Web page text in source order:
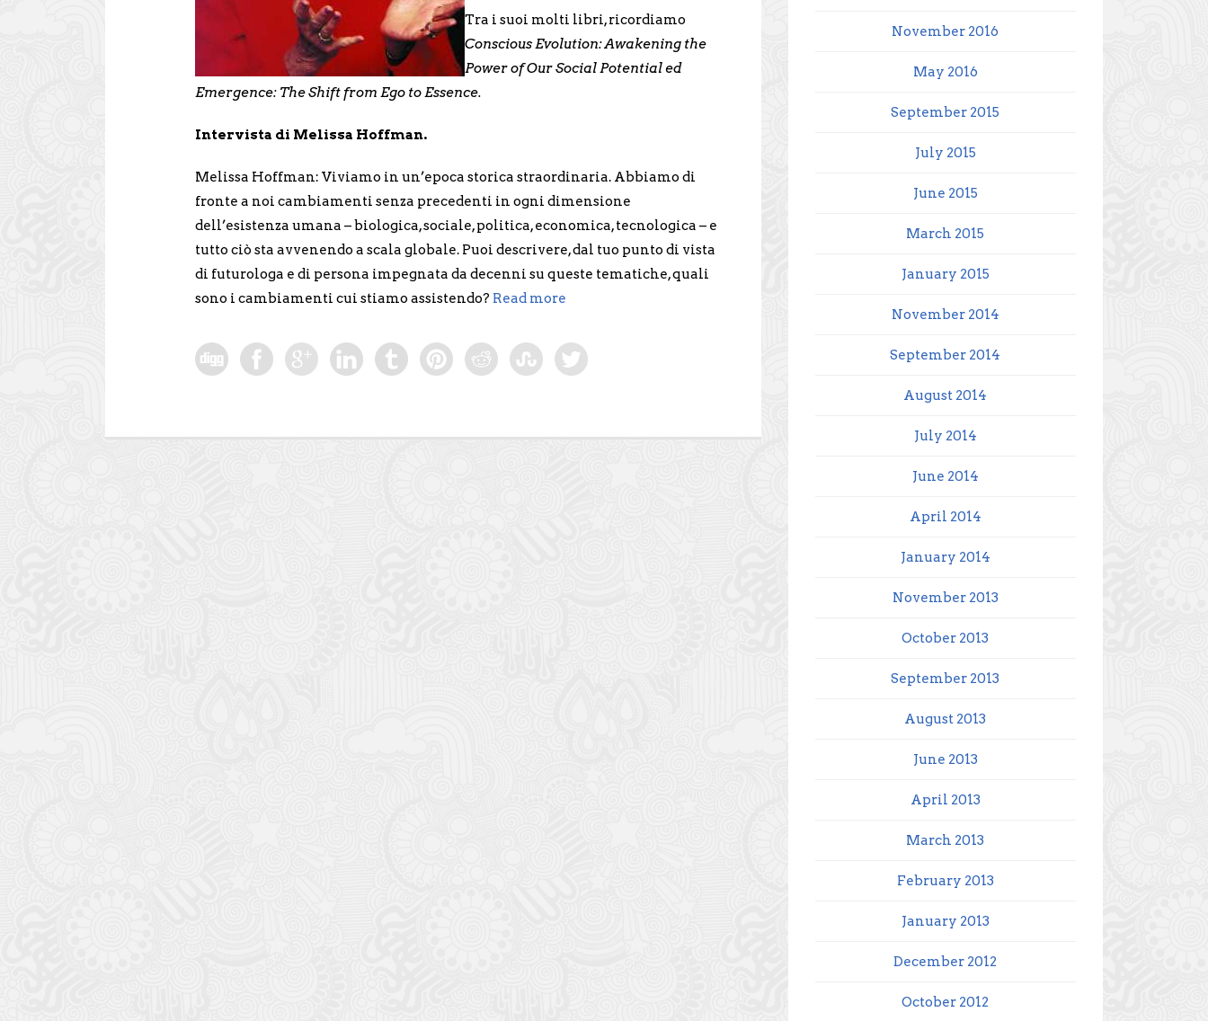
Tra i suoi molti libri, ricordiamo
Conscious Evolution: Awakening the
Power of Our Social Potential ed
Emergence: The Shift from Ego to Essence.
Intervista di Melissa Hoffman.
Melissa Hoffman: Viviamo in un’epoca storica straordinaria. Abbiamo di
fronte a noi cambiamenti senza precedenti in ogni dimensione
dell’esistenza umana – biologica, sociale, politica, economica, tecnologica – e
tutto ciò sta avvenendo a scala globale. Puoi descrivere, dal tuo punto di vista
di futurologa e di persona impegnata da decenni su queste tematiche, quali
sono i cambiamenti cui stiamo assistendo? Read more
November 2016
May 2016
September 2015
July 2015
June 2015
March 2015
January 2015
November 2014
September 2014
August 2014
July 2014
June 2014
April 2014
January 2014
November 2013
October 2013
September 2013
August 2013
June 2013
April 2013
March 2013
February 2013
January 2013
December 2012
October 2012